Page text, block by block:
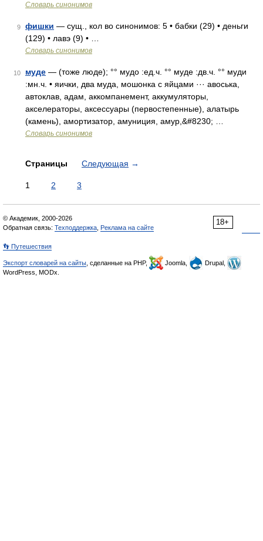
Словарь синонимов
9 фишки — сущ., кол во синонимов: 5 • бабки (29) • деньги
(129) • лавэ (9) • …
Словарь синонимов
10 муде — (тоже люде); °° мудо :ед.ч. °° муде :дв.ч. °° муди
:мн.ч. • яички, два муда, мошонка с яйцами ··· авоська,
автоклав, адам, аккомпанемент, аккумуляторы,
акселераторы, аксессуары (первостепенные), алатырь
(камень), амортизатор, амуниция, амур,&#8230; …
Словарь синонимов
Страницы Следующая →
1 2 3
18+
© Академик, 2000-2026
Обратная связь: Техподдержка Реклама на сайте
👣 Путешествия
Экспорт словарей на сайты , сделанные на PHP, Joomla,
Drupal,
WordPress, MODx.